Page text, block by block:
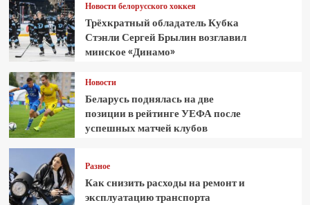
Новости белорусского хоккея
Трёхкратный обладатель Кубка
Стэнли Сергей Брылин возглавил
минское «Динамо»
Новости
Беларусь поднялась на две
позиции в рейтинге УЕФА после
успешных матчей клубов
Разное
Как снизить расходы на ремонт и
эксплуатацию транспорта